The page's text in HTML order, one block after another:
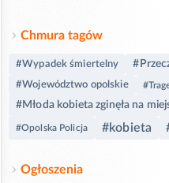
Chmura tagów
#Wypadek śmiertelny
#Województwo opolskie
#Młoda kobieta zginęła na
#Opolska Policja #kobieta
Ogłoszenia